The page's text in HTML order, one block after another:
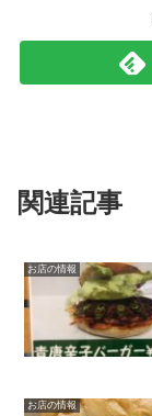
関連記事
お店の情報
お店の情報